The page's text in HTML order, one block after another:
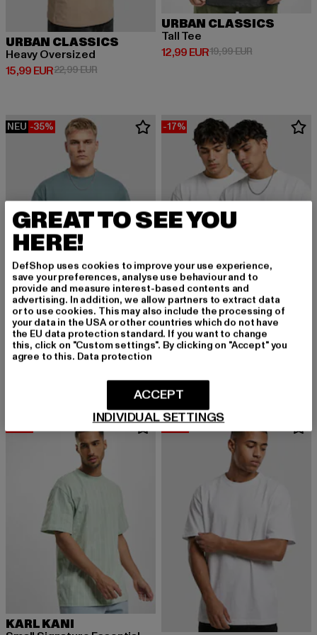
URBAN CLASSICS
Heavy Oversized
15,99 EUR
Derzeitiger Preis: 15,99 EUR
22,99 EURAktionspreis: 22,99 EUR
URBAN CLASSICS
Tall Tee
12,99 EUR
Derzeitiger Preis: 12,99 EUR
19,99 EURAktionspreis:
NEU -35%
URBAN CLASSICS
Tall
-17%
URBAN CLASSICS
Tall 2-Pack
KARL KANI
-39%
GREAT TO SEE YOU
HERE!
DefShop uses cookies to improve your use experience,
save your preferences, analyse use behaviour and to
provide and measure interest-based contents and
advertising. In addition, we allow partners to extract data
or to use cookies. This may also include the processing of
your data in the USA or other countries which do not have
the EU data protection standard. If you want to change
this, click on "Custom settings". By clicking on "Accept" you
agree to this. Data protection
INDIVIDUAL SETTINGS
ACCEPT